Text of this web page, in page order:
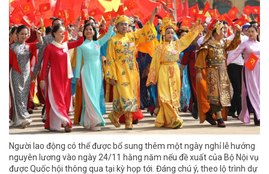
Người lao động có thể được bổ sung thêm một ngày nghỉ lễ hưởng
nguyên lương vào ngày 24/11 hằng năm nếu đề xuất của Bộ Nội vụ
được Quốc hội thông qua tại kỳ họp tới. Đáng chú ý, theo lộ trình dự